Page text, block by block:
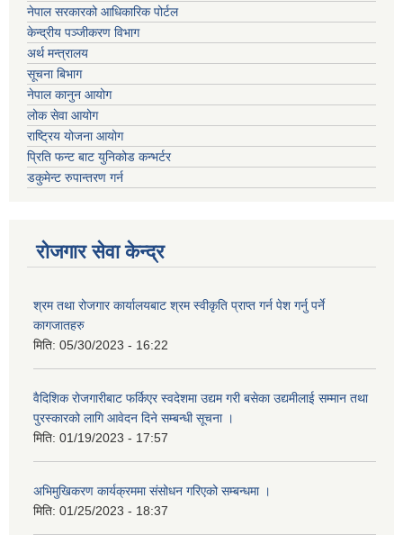
नेपाल सरकारको आधिकारिक पोर्टल
केन्द्रीय पञ्जीकरण विभाग
अर्थ मन्त्रालय
सूचना बिभाग
नेपाल कानुन आयोग
लोक सेवा आयोग
राष्ट्रिय योजना आयोग
प्रिति फन्ट बाट युनिकोड कन्भर्टर
डकुमेन्ट रुपान्तरण गर्न
रोजगार सेवा केन्द्र
श्रम तथा रोजगार कार्यालयबाट श्रम स्वीकृति प्राप्त गर्न पेश गर्नु पर्ने
कागजातहरु
मिति: 05/30/2023 - 16:22
वैदिशिक रोजगारीबाट फर्किएर स्वदेशमा उद्यम गरी बसेका उद्यमीलाई सम्मान तथा
पुरस्कारको लागि आवेदन दिने सम्बन्धी सूचना ।
मिति: 01/19/2023 - 17:57
अभिमुखिकरण कार्यक्रममा संसोधन गरिएको सम्बन्धमा ।
मिति: 01/25/2023 - 18:37